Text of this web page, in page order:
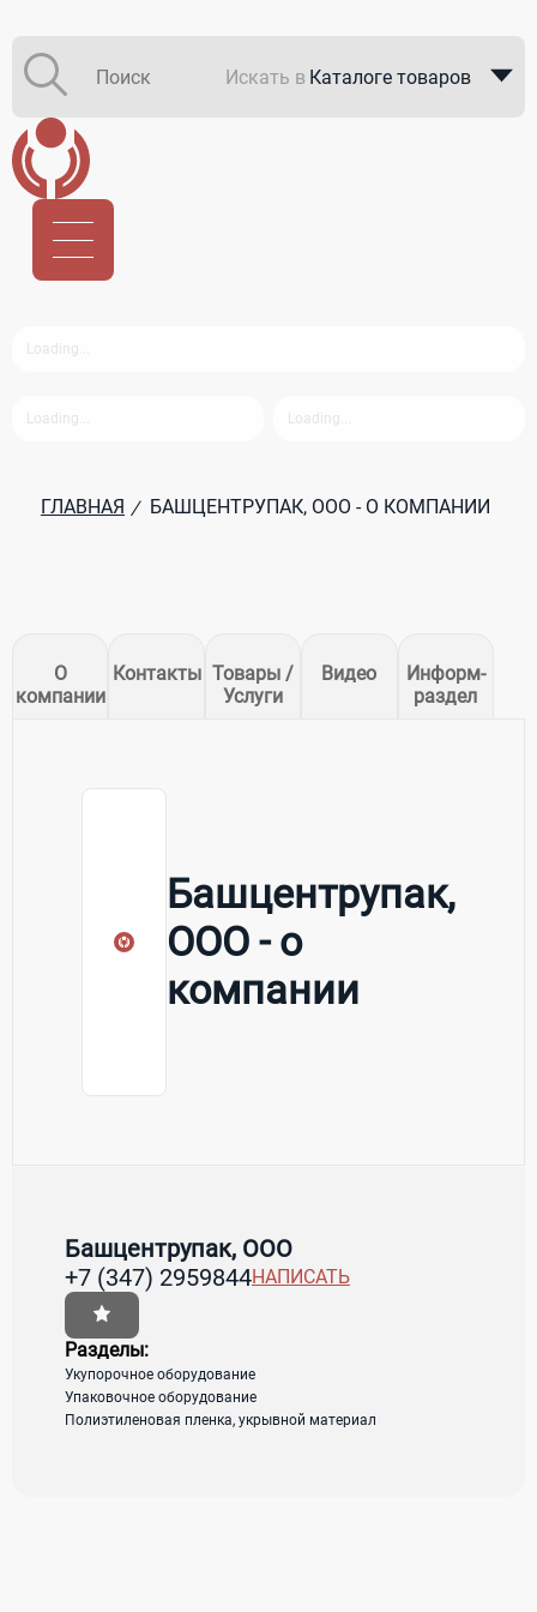
Искать в Каталоге товаров
ГЛАВНАЯ / БАШЦЕНТРУПАК, ООО - О КОМПАНИИ
О
компании
Контакты Товары /
Услуги
Видео
Информ-
раздел
Башцентрупак,
ООО - о
компании
Страна:РоссияРегион:Башкортостан
Уфа, ул. Мингажева, д.59/2
загрузка карты...
Башцентрупак, ООО
+7 (347) 2959844НАПИСАТЬ
Разделы:
Укупорочное оборудование
Упаковочное оборудование
Полиэтиленовая пленка, укрывной материал